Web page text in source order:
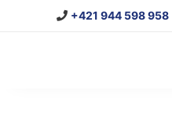
+421 944 598 958